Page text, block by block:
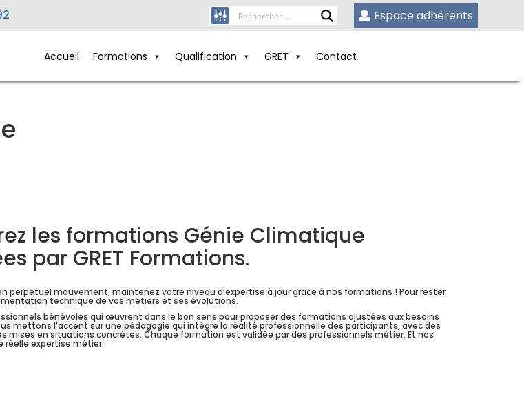
Espace adhérents
Accueil Formations Qualification GRET Contact
les formations Génie Climatique
par GRET Formations.
perpétuel mouvement, maintenez votre niveau d’expertise à jour grâce à nos formations ! Pour rester
technique de vos métiers et ses évolutions.
bénévoles qui œuvrent dans le bon sens pour proposer des formations ajustées aux besoins
mettons l’accent sur une pédagogie qui intègre la réalité professionnelle des participants, avec des
mises en situations concrètes. Chaque formation est validée par des professionnels métier. Et nos
réelle expertise métier.